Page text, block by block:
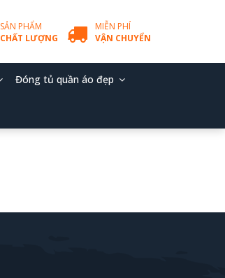
SẢN PHẨM
CHẤT LƯỢNG
MIỄN PHÍ
VẬN CHUYỂN
Đóng tủ quần áo đẹp